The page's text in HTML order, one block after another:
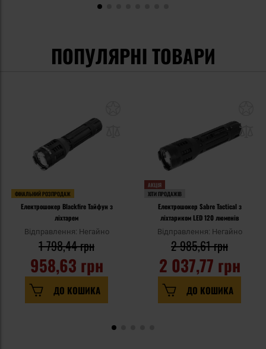
ПОПУЛЯРНІ ТОВАРИ
ФІНАЛЬНИЙ РОЗПРОДАЖ
Електрошокер Blackfire Тайфун з
ліхтарем
Відправлення: Негайно
958,63 грн
1 798,44 грн
ДО КОШИКА
АКЦІЯ
ХІТИ ПРОДАЖІВ
Електрошокер Sabre Tactical з
ліхтариком LED 120 люменів
Відправлення: Негайно
2 037,77 грн
2 985,61 грн
ДО КОШИКА